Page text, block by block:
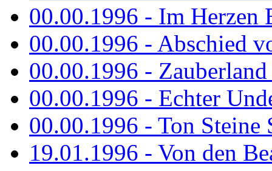
00.00.1996 - Im Herzen
00.00.1996 - Abschied
00.00.1996 -
00.00.1996 - Echter
00.00.1996 - Ton Steine
19.01.1996 - Von den